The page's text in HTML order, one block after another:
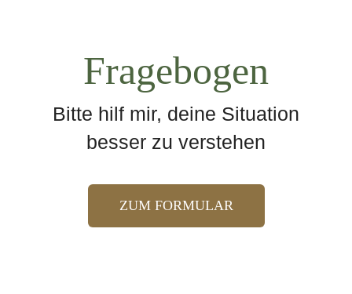
Fragebogen
Bitte hilf mir, deine Situation
besser zu verstehen
ZUM FORMULAR